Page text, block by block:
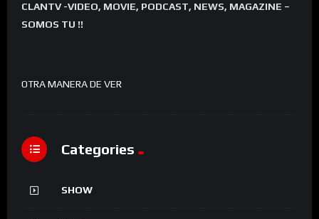
CLANTV -VIDEO, MOVIE, PODCAST, NEWS, MAGAZINE –
SOMOS TU !!
OTRA MANERA DE VER
Categories
SHOW